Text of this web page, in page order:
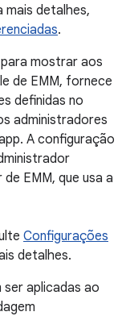
mais detalhes,
.
mostrar aos
de EMM, fornece
definidas no
administradores
A configuração
EMM, que usa a
Configurações
detalhes.
aplicadas ao